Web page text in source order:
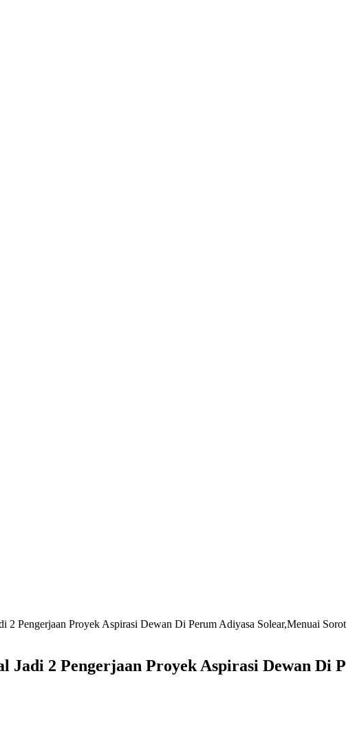
2 Pengerjaan Proyek Aspirasi Dewan Di Perum Adiyasa Solear,Menuai
Jadi 2 Pengerjaan Proyek Aspirasi Dewan Di